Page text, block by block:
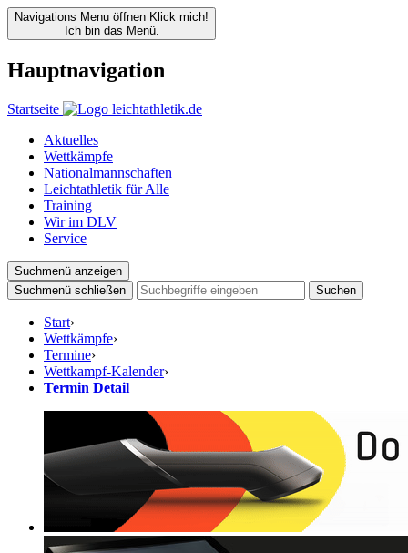
Navigations Menu öffnen Klick mich!
Ich bin das Menü.
Hauptnavigation
Startseite
Aktuelles
Wettkämpfe
Nationalmannschaften
Leichtathletik für Alle
Training
Wir im DLV
Service
Suchmenü anzeigen
Suchmenü schließen
Suchen
Start›
Wettkämpfe›
Termine›
Wettkampf-Kalender›
Termin Detail